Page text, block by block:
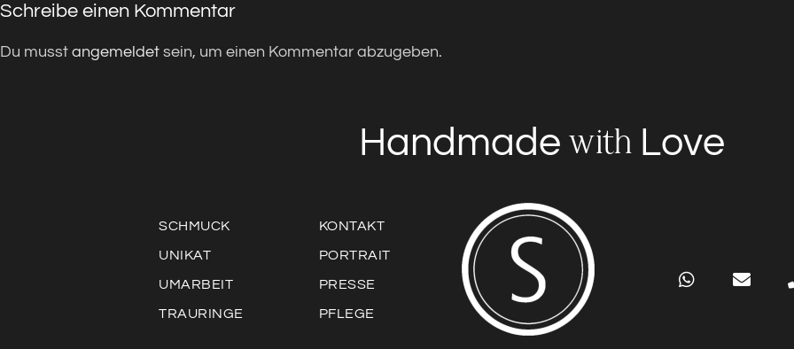
Schreibe einen Kommentar
Du musst angemeldet sein, um einen Kommentar abzugeben.
Handmade with Love
SCHMUCK
UNIKAT
UMARBEIT
TRAURINGE
KONTAKT
PORTRAIT
PRESSE
PFLEGE